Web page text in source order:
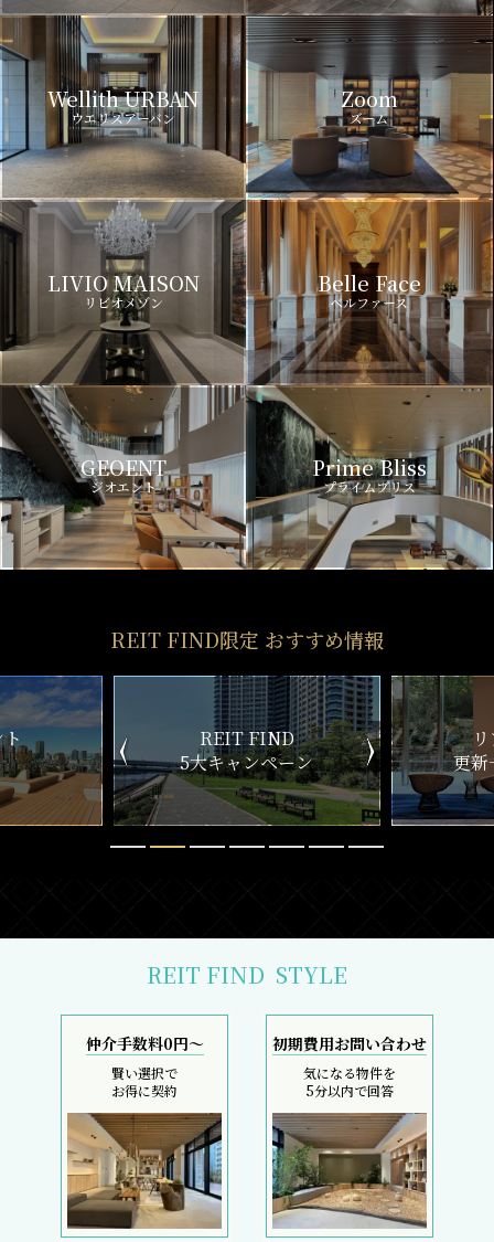
Wellith URBAN
ウエリスアーバン
Zoom
ズーム
LIVIO MAISON
リビオメゾン
Belle Face
ベルファース
GEOENT
ジオエント
Prime Bliss
プライムブリス
REIT FIND限定 おすすめ情報
ン
リアルタイム
更新一覧チェック
新
REIT FIND STYLE
仲介手数料0円～
賢い選択で
お得に契約
初期費用お問い合わせ
気になる物件を
5分以内で回答